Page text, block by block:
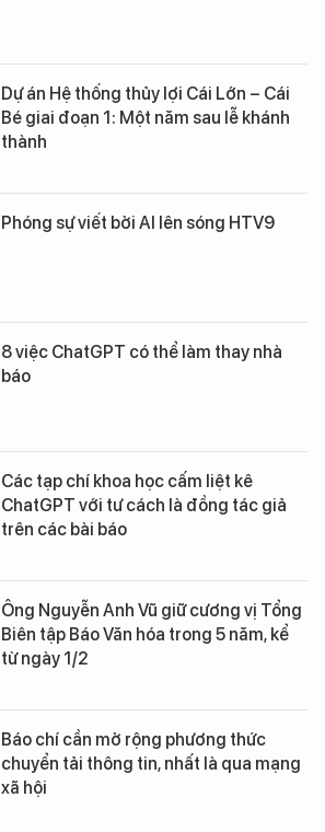
Dự án Hệ thống thủy lợi Cái Lớn – Cái
Bé giai đoạn 1: Một năm sau lễ khánh
thành
Phóng sự viết bởi AI lên sóng HTV9
8 việc ChatGPT có thể làm thay nhà
báo
Các tạp chí khoa học cấm liệt kê
ChatGPT với tư cách là đồng tác giả
trên các bài báo
Ông Nguyễn Anh Vũ giữ cương vị Tổng
Biên tập Báo Văn hóa trong 5 năm, kể
từ ngày 1/2
Báo chí cần mở rộng phương thức
chuyển tải thông tin, nhất là qua mạng
xã hội